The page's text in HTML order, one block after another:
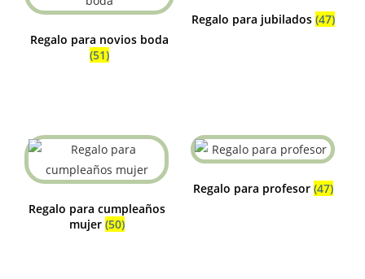
Regalo para novios boda
(51)
Regalo para jubilados (47)
Regalo para cumpleaños
mujer (50)
Regalo para profesor (47)